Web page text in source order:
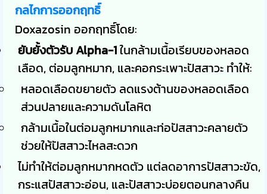
กลไกการออกฤทธิ์
Doxazosin ออกฤทธิ์โดย:
ยับยั้งตัวรับ Alpha-1ในกล้ามเนื้อเรียบของหลอด
เลือด, ต่อมลูกหมาก, และคอกระเพาะปัสสาวะ ทำให้:
หลอดเลือดขยายตัว ลดแรงต้านของหลอดเลือด
ส่วนปลายและความดันโลหิต
กล้ามเนื้อในต่อมลูกหมากและท่อปัสสาวะคลายตัว
ช่วยให้ปัสสาวะไหลสะดวก
ไม่ทำให้ต่อมลูกหมากหดตัว แต่ลดอาการปัสสาวะขัด,
กระแสปัสสาวะอ่อน, และปัสสาวะบ่อยตอนกลางคืน